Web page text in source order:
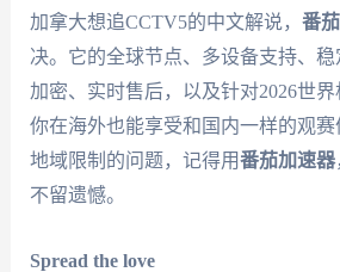
加拿大想追CCTV5的中文解说， 番
决。它的全球节点、多设备支持、
加密、实时售后，以及针对2026世
你在海外也能享受和国内一样的观赛
地域限制的问题，记得用番茄加速器
不留遗憾。
Spread the love